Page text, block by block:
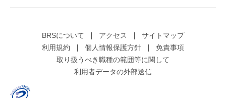
BRSについて アクセス
サイトマップ
利用規約
個人情報保護方針
免責事項
取り扱うべき職種の範囲等に関して
利用者データの外部送信